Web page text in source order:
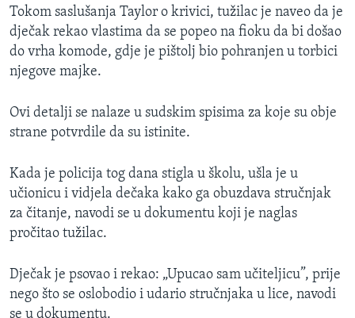
Tokom saslušanja Taylor o krivici, tužilac je naveo da je
dječak rekao vlastima da se popeo na fioku da bi došao
do vrha komode, gdje je pištolj bio pohranjen u torbici
njegove majke.
Ovi detalji se nalaze u sudskim spisima za koje su obje
strane potvrdile da su istinite.
Kada je policija tog dana stigla u školu, ušla je u
učionicu i vidjela dečaka kako ga obuzdava stručnjak
za čitanje, navodi se u dokumentu koji je naglas
pročitao tužilac.
Dječak je psovao i rekao: „Upucao sam učiteljicu”, prije
nego što se oslobodio i udario stručnjaka u lice, navodi
se u dokumentu.